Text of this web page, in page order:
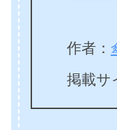
作者：
掲載サ